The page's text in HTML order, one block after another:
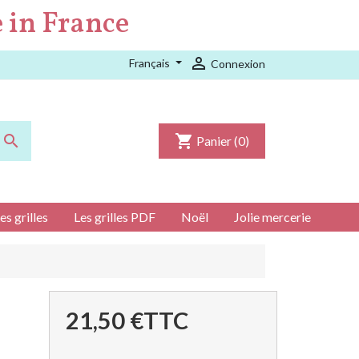
in France
Français  Connexion
 shopping_cart Panier(0)
grilles Les grilles PDF Noël Jolie mercerie
21,50 €TTC